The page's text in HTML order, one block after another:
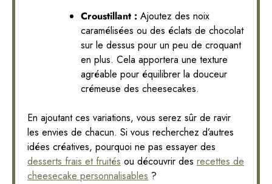
Croustillant : Ajoutez des noix
caramélisées ou des éclats de chocolat
sur le dessus pour un peu de croquant
en plus. Cela apportera une texture
agréable pour équilibrer la douceur
crémeuse des cheesecakes.
En ajoutant ces variations, vous serez sûr de ravir
les envies de chacun. Si vous recherchez d’autres
idées créatives, pourquoi ne pas essayer des
desserts frais et fruités ou découvrir des recettes de
cheesecake personnalisables ?